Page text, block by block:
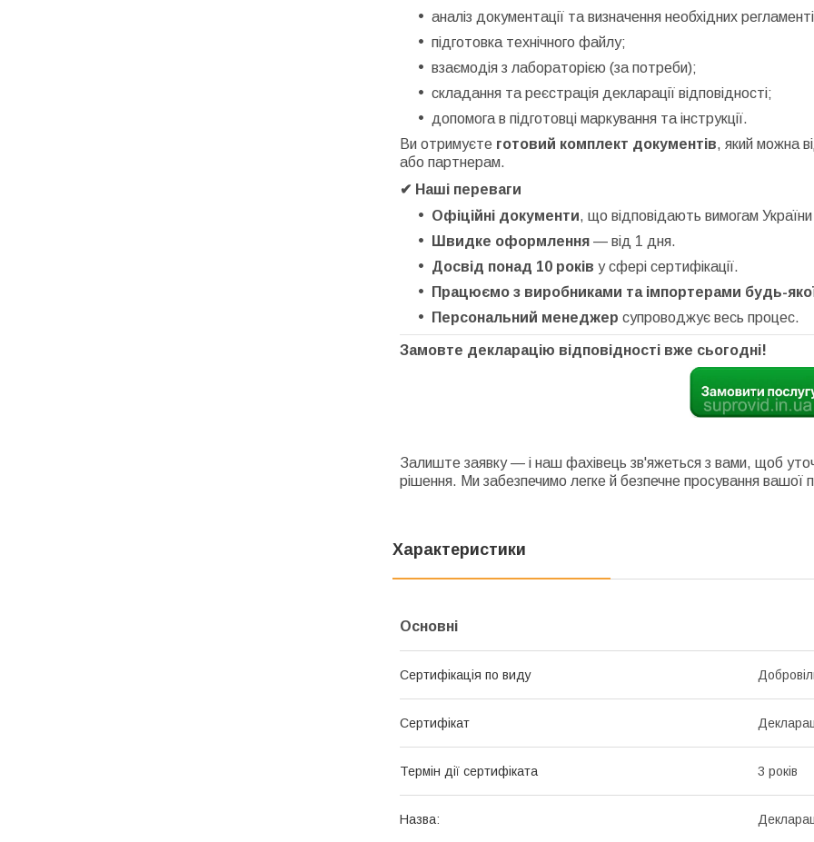
аналіз документації та визначення необхідних
підготовка технічного файлу;
взаємодія з лабораторією (за потреби);
складання та реєстрація декларації відповідності;
допомога в підготовці маркування та інструкції.
Ви отримуєте готовий комплект документів, який можна
або партнерам.
✔ Наші переваги
Офіційні документи, що відповідають вимогам
Швидке оформлення — від 1 дня.
Досвід понад 10 років у сфері сертифікації.
Працюємо з виробниками та імпортерами будь-
Персональний менеджер супроводжує весь процес.
Замовте декларацію відповідності вже сьогодні!
Залиште заявку — і наш фахівець зв'яжеться з вами, щоб
рішення. Ми забезпечимо легке й безпечне просування вашої
Характеристики
Основні
Сертифікація по виду
Сертифікат
Термін дії сертифіката 3 років
Назва: